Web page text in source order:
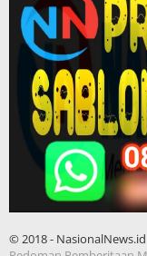
© 2018 - NasionalNews.id